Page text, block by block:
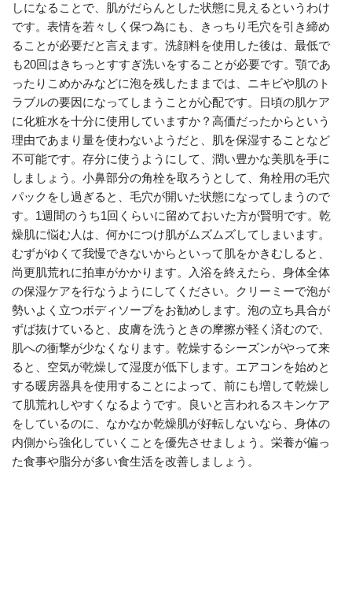
しになることで、肌がだらんとした状態に見えるというわけ
です。表情を若々しく保つ為にも、きっちり毛穴を引き締め
ることが必要だと言えます。洗顔料を使用した後は、最低で
も20回はきちっとすすぎ洗いをすることが必要です。顎であ
ったりこめかみなどに泡を残したままでは、ニキビや肌のト
ラブルの要因になってしまうことが心配です。日頃の肌ケア
に化粧水を十分に使用していますか？高価だったからという
理由であまり量を使わないようだと、肌を保湿することなど
不可能です。存分に使うようにして、潤い豊かな美肌を手に
しましょう。小鼻部分の角栓を取ろうとして、角栓用の毛穴
パックをし過ぎると、毛穴が開いた状態になってしまうので
す。1週間のうち1回くらいに留めておいた方が賢明です。乾
燥肌に悩む人は、何かにつけ肌がムズムズしてしまいます。
むずがゆくて我慢できないからといって肌をかきむしると、
尚更肌荒れに拍車がかかります。入浴を終えたら、身体全体
の保湿ケアを行なうようにしてください。クリーミーで泡が
勢いよく立つボディソープをお勧めします。泡の立ち具合が
ずば抜けていると、皮膚を洗うときの摩擦が軽く済むので、
肌への衝撃が少なくなります。乾燥するシーズンがやって来
ると、空気が乾燥して湿度が低下します。エアコンを始めと
する暖房器具を使用することによって、前にも増して乾燥し
て肌荒れしやすくなるようです。良いと言われるスキンケア
をしているのに、なかなか乾燥肌が好転しないなら、身体の
内側から強化していくことを優先させましょう。栄養が偏っ
た食事や脂分が多い食生活を改善しましょう。